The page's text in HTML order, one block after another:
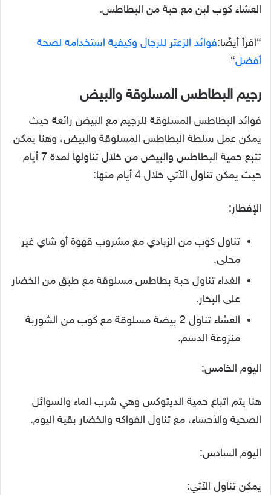
العشاء كوب لبن مع حبة من البطاطس.
“اقرأ أيضًا:فوائد الزعتر للرجال وكيفية استخدامه لصحة
أفضل“
رجيم البطاطس المسلوقة والبيض
فوائد البطاطس المسلوقة للرجيم مع البيض رائعة حيث
يمكن عمل سلطة البطاطس المسلوقة والبيض، وهنا يمكن
تتبع حمية البطاطس والبيض من خلال تناولها لمدة 7 أيام
حيث يمكن تناول الآتي خلال 4 أيام منها:
الإفطار:
تناول كوب من الزبادي مع مشروب قهوة أو شاي غير
محلى.
الغداء تناول حبة بطاطس مسلوقة مع طبق من الخضار
على البخار.
العشاء تناول 2 بيضة مسلوقة مع كوب من الشوربة
منزوعة الدسم.
اليوم الخامس:
هنا يتم اتباع حمية الديتوكس وهي شرب الماء والسوائل
الصحية والأحساء، مع تناول الفواكه والخضار بقية اليوم.
اليوم السادس:
يمكن تناول الآتي: